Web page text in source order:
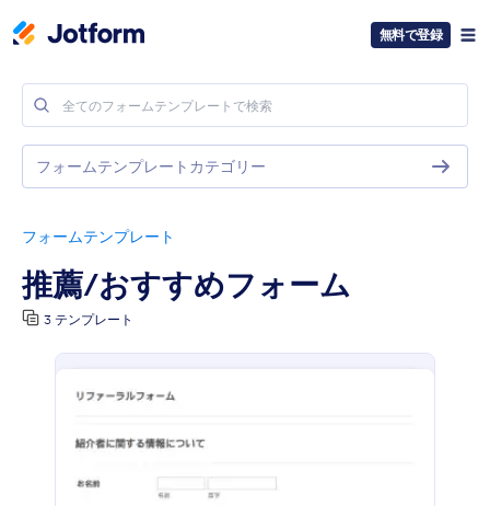
無料で登録
フォームテンプレート
推薦/おすすめフォーム
3 テンプレート
フォームテンプレートカテゴリー